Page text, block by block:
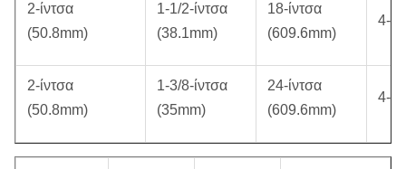
2-ίντσα
(50.8mm)
1-1/2-ίντσα
(38.1mm)
18-ίντσα
(609.6mm)
4-
2-ίντσα
(50.8mm)
1-3/8-ίντσα
(35mm)
24-ίντσα
(609.6mm)
4-